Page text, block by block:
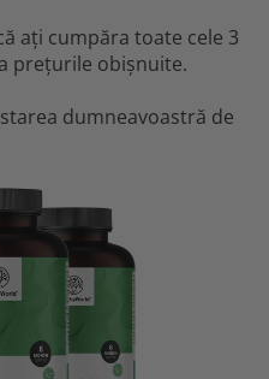
ați cumpăra toate cele 3
prețurile obișnuite.
dumneavoastră de